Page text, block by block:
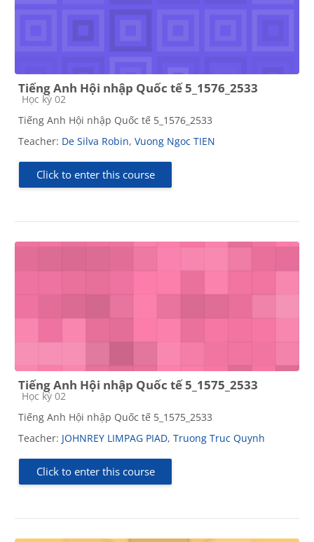
Tiếng Anh Hội nhập Quốc tế 5_1576_2533
Course category
Học kỳ 02
Tiếng Anh Hội nhập Quốc tế 5_1576_2533
Teacher: De Silva Robin, Vuong Ngoc TIEN
Click to enter this course
Tiếng Anh Hội nhập Quốc tế 5_1575_2533
Course category
Học kỳ 02
Tiếng Anh Hội nhập Quốc tế 5_1575_2533
Teacher: JOHNREY LIMPAG PIAD, Truong Truc Quynh
Click to enter this course